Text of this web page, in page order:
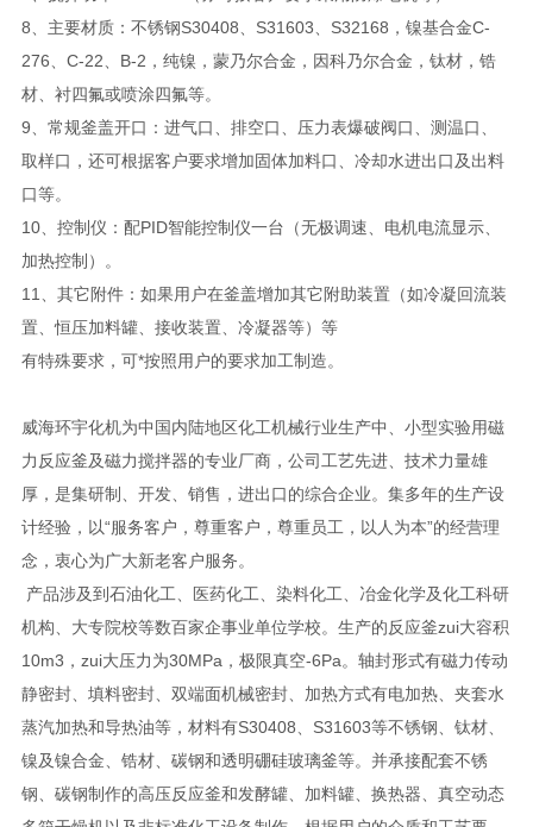
8、主要材质：不锈钢S30408、S31603、S32168，镍基合金C-
276、C-22、B-2，纯镍，蒙乃尔合金，因科乃尔合金，钛材，锆
材、衬四氟或喷涂四氟等。
9、常规釜盖开口：进气口、排空口、压力表爆破阀口、测温口、
取样口，还可根据客户要求增加固体加料口、冷却水进出口及出料
口等。
10、控制仪：配PID智能控制仪一台（无极调速、电机电流显示、
加热控制）。
11、其它附件：如果用户在釜盖增加其它附助装置（如冷凝回流装
置、恒压加料罐、接收装置、冷凝器等）等
有特殊要求，可*按照用户的要求加工制造。
威海环宇化机为中国内陆地区化工机械行业生产中、小型实验用磁
力反应釜及磁力搅拌器的专业厂商，公司工艺先进、技术力量雄
厚，是集研制、开发、销售，进出口的综合企业。集多年的生产设
计经验，以“服务客户，尊重客户，尊重员工，以人为本”的经营理
念，衷心为广大新老客户服务。
产品涉及到石油化工、医药化工、染料化工、冶金化学及化工科研
机构、大专院校等数百家企事业单位学校。生产的反应釜zui大容积
10m3，zui大压力为30MPa，极限真空-6Pa。轴封形式有磁力传动
静密封、填料密封、双端面机械密封、加热方式有电加热、夹套水
蒸汽加热和导热油等，材料有S30408、S31603等不锈钢、钛材、
镍及镍合金、锆材、碳钢和透明硼硅玻璃釜等。并承接配套不锈
钢、碳钢制作的高压反应釜和发酵罐、加料罐、换热器、真空动态